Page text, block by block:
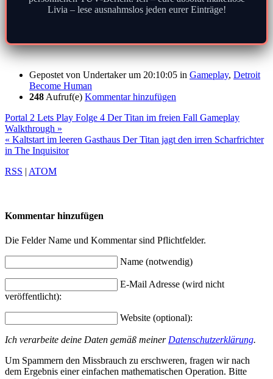
Livia – lese ausnahmslos jeden eurer Einträge!
Gepostet von Undertakerum 20:10:05 in Gameplay, Detroit
Become Human
248 Aufruf(e) Kommentar hinzufügen
Portal 2 Lets Play Folge 4 Der Titan im freien Fall Gameplay
Walkthrough »
« Kaltstart im leeren Gasthaus Der Titan jagt den irren Scharfrichter
in The Inquisitor
RSS | ATOM
Kommentar hinzufügen
Die Felder Name und Kommentar sind Pflichtfelder.
Name (notwendig)
E-Mail Adresse (wird nicht
veröffentlicht):
Website (optional):
Ich verarbeite deine Daten gemäß meiner Datenschutzerklärung.
Um Spammern den Missbrauch zu erschweren, fragen wir nach
dem Ergebnis einer einfachen mathematischen Operation. Bitte